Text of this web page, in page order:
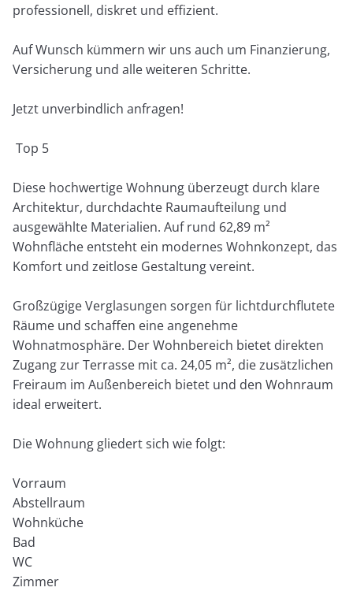
professionell, diskret und effizient.
Auf Wunsch kümmern wir uns auch um Finanzierung,
Versicherung und alle weiteren Schritte.
Jetzt unverbindlich anfragen!
Top 5
Diese hochwertige Wohnung überzeugt durch klare
Architektur, durchdachte Raumaufteilung und
ausgewählte Materialien. Auf rund 62,89 m²
Wohnfläche entsteht ein modernes Wohnkonzept, das
Komfort und zeitlose Gestaltung vereint.
Großzügige Verglasungen sorgen für lichtdurchflutete
Räume und schaffen eine angenehme
Wohnatmosphäre. Der Wohnbereich bietet direkten
Zugang zur Terrasse mit ca. 24,05 m², die zusätzlichen
Freiraum im Außenbereich bietet und den Wohnraum
ideal erweitert.
Die Wohnung gliedert sich wie folgt:
Vorraum
Abstellraum
Wohnküche
Bad
WC
Zimmer